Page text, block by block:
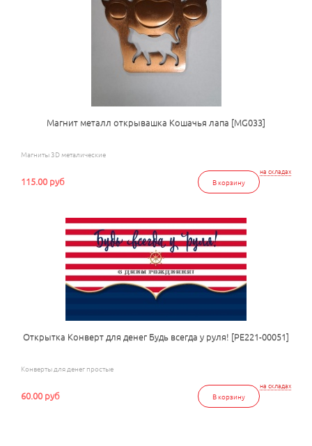
Магнит металл открывашка Кошачья лапа [MG033]
Магниты 3D металические
на складах
В корзину
115.00 руб
Открытка Конверт для денег Будь всегда у руля! [РЕ221-00051]
Конверты для денег простые
на складах
В корзину
60.00 руб